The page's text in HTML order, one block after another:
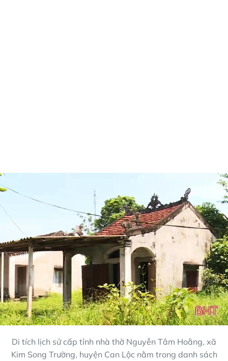
Di tích lịch sử cấp tỉnh nhà thờ Nguyễn Tâm Hoằng, xã
Kim Song Trường, huyện Can Lộc nằm trong danh sách